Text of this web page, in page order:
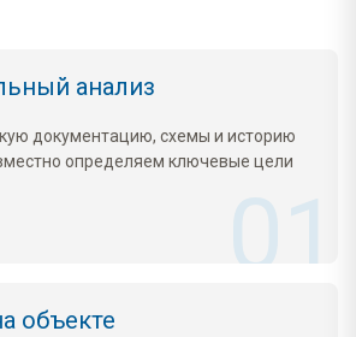
анализ
документацию, схемы и историю
определяем ключевые цели
объекте